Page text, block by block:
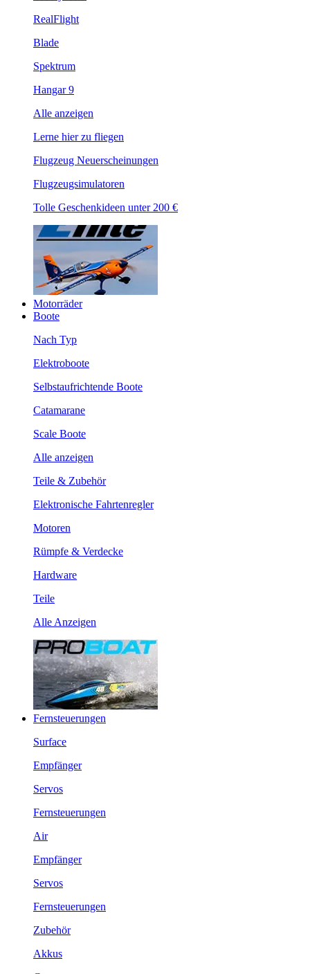
RealFlight
Blade
Spektrum
Hangar 9
Alle anzeigen
Lerne hier zu fliegen
Flugzeug Neuerscheinungen
Flugzeugsimulatoren
Tolle Geschenkideen unter 200 €
Motorräder
Boote
Nach Typ
Elektroboote
Selbstaufrichtende Boote
Catamarane
Scale Boote
Alle anzeigen
Teile & Zubehör
Elektronische Fahrtenregler
Motoren
Rümpfe & Verdecke
Hardware
Teile
Alle Anzeigen
Fernsteuerungen
Surface
Empfänger
Servos
Fernsteuerungen
Air
Empfänger
Servos
Fernsteuerungen
Zubehör
Akkus